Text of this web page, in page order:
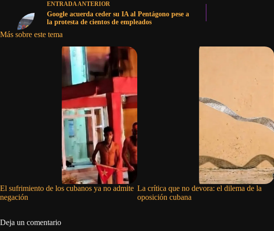
ENTRADAANTERIOR
Google acuerda ceder su IA al Pentágono pese a
la protesta de cientos de empleados
Más sobre este tema
El sufrimiento de los cubanos ya no admite
negación
La crítica que no devora: el dilema de la
oposición cubana
Deja un comentario